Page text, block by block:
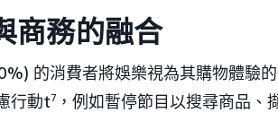
商務的融合
的消費者將娛樂視為其購物體驗
行動t7 ，例如暫停節目以搜尋商品